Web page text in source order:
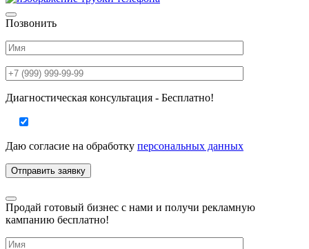
Позвонить
Диагностическая консультация - Бесплатно!
Даю согласие на обработку персональных данных
Продай готовый бизнес с нами и получи рекламную
кампанию бесплатно!